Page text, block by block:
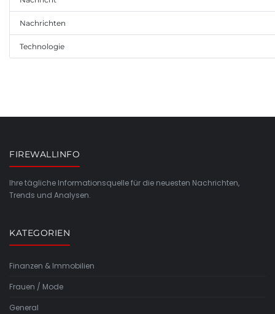
Nachrichten
Technologie
FIREWALLINFO
Ihre tägliche Informationsquelle für die neuesten Nachrichten,
Trends und Analysen.
KATEGORIEN
Finanzen & Immobilien
Frauen / Mode
General